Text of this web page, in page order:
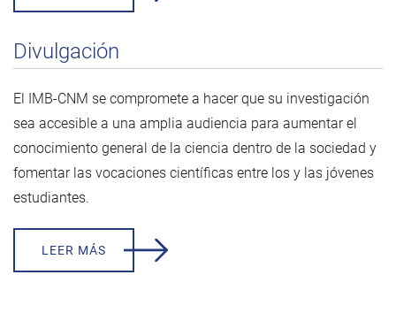
Divulgación
El IMB-CNM se compromete a hacer que su investigación
sea accesible a una amplia audiencia para aumentar el
conocimiento general de la ciencia dentro de la sociedad y
fomentar las vocaciones científicas entre los y las jóvenes
estudiantes.
LEER MÁS